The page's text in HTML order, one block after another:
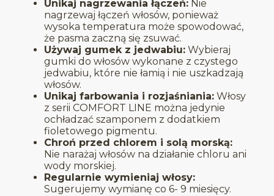
Unikaj nagrzewania łączeń: Nie
nagrzewaj łączeń włosów, ponieważ
wysoka temperatura może spowodować,
że pasma zaczną się zsuwać.
Używaj gumek z jedwabiu: Wybieraj
gumki do włosów wykonane z czystego
jedwabiu, które nie łamią i nie uszkadzają
włosów.
Unikaj farbowania i rozjaśniania: Włosy
z serii COMFORT LINE można jedynie
ochładzać szamponem z dodatkiem
fioletowego pigmentu.
Chroń przed chlorem i solą morską:
Nie narażaj włosów na działanie chloru ani
wody morskiej.
Regularnie wymieniaj włosy:
Sugerujemy wymianę co 6- 9 miesięcy.